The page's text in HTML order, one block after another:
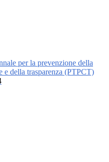
per la prevenzione della
e della trasparenza (PTPCT)